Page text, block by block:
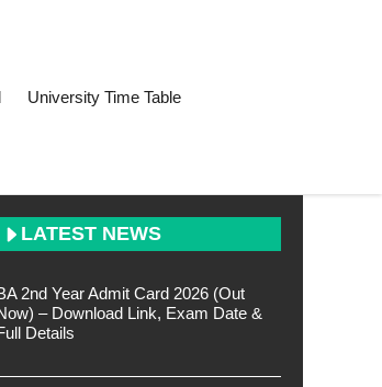
University Time Table
LATEST NEWS
2nd Year Admit Card 2026 (Out
– Download Link, Exam Date &
Details